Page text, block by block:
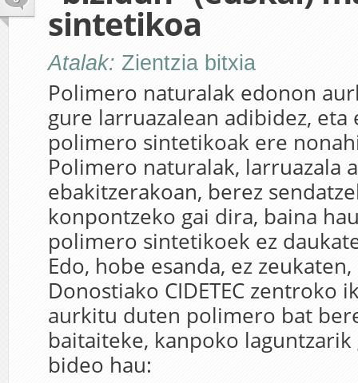
sintetikoa
Atalak: Zientzia bitxia
Polimero naturalak edonon
gure larruazalean adibidez, eta
polimero sintetikoak ere
Polimero naturalak, larruazala
ebakitzerakoan, berez
konpontzeko gai dira, baina
polimero sintetikoek ez
Edo, hobe esanda, ez
Donostiako CIDETEC zentroko
aurkitu duten polimero bat
baitaiteke, kanpoko laguntzarik
bideo hau: